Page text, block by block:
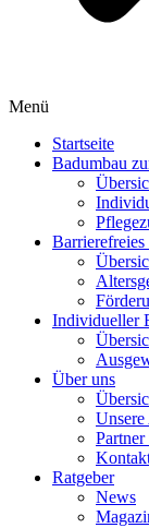
Menü
Startseite
Badumbau
Barrierefreies
Individueller
Über uns
Ratgeber
News